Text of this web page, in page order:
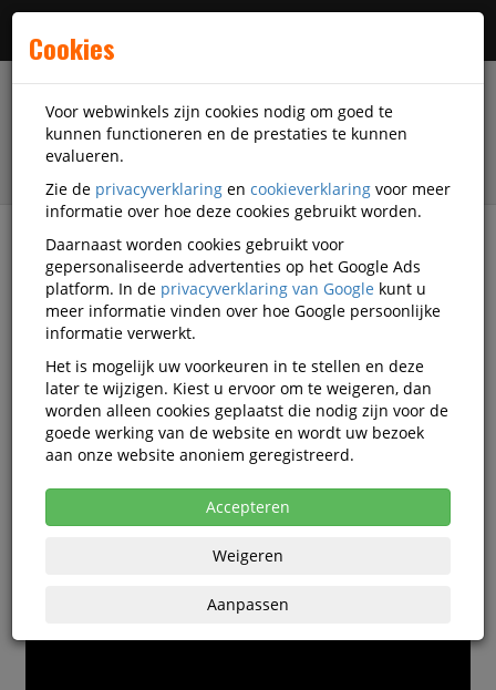
Alle categorieën
Flipovers Video's
Alle video's
Cookies
Voor webwinkels zijn cookies nodig om goed te
kunnen functioneren en de prestaties te kunnen
evalueren.
Zie de privacyverklaring en cookieverklaring voor meer
informatie over hoe deze cookies gebruikt worden.
Daarnaast worden cookies gebruikt voor
gepersonaliseerde advertenties op het Google Ads
platform. In de privacyverklaring van Google kunt u
meer informatie vinden over hoe Google persoonlijke
informatie verwerkt.
Het is mogelijk uw voorkeuren in te stellen en deze
later te wijzigen. Kiest u ervoor om te weigeren, dan
worden alleen cookies geplaatst die nodig zijn voor de
goede werking van de website en wordt uw bezoek
aan onze website anoniem geregistreerd.
Accepteren
Weigeren
Aanpassen